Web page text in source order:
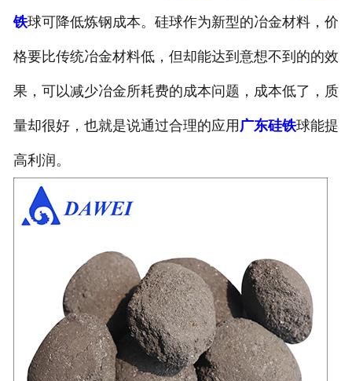
铁球可降低炼钢成本。硅球作为新型的冶金材料，价
格要比传统冶金材料低，但却能达到意想不到的的效
果，可以减少冶金所耗费的成本问题，成本低了，质
量却很好，也就是说通过合理的应用 广东硅铁球能提
高利润。